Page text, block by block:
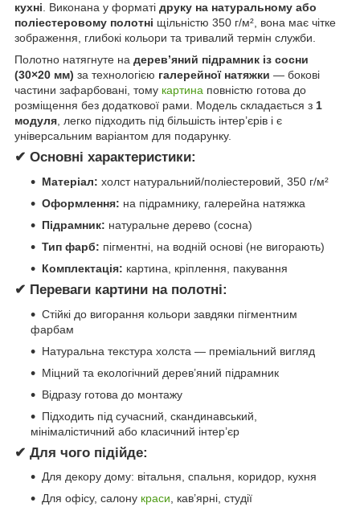
кухні . Виконана у форматі друку на натуральному або
поліестеровому полотні щільністю 350 г/м², вона має чітке
зображення, глибокі кольори та тривалий термін служби.
Полотно натягнуте на дерев’яний підрамник із сосни
(30×20 мм) за технологією галерейної натяжки — бокові
частини зафарбовані, тому картина повністю готова до
розміщення без додаткової рами. Модель складається з 1
модуля , легко підходить під більшість інтер’єрів і є
універсальним варіантом для подарунку.
✔ Основні характеристики:
Матеріал: холст натуральний/поліестеровий, 350 г/м²
Оформлення: на підрамнику, галерейна натяжка
Підрамник: натуральне дерево (сосна)
Тип фарб: пігментні, на водній основі (не вигорають)
Комплектація: картина, кріплення, пакування
✔ Переваги картини на полотні:
Стійкі до вигорання кольори завдяки пігментним
фарбам
Натуральна текстура холста — преміальний вигляд
Міцний та екологічний дерев’яний підрамник
Відразу готова до монтажу
Підходить під сучасний, скандинавський,
мінімалістичний або класичний інтер’єр
✔ Для чого підійде:
Для декору дому: вітальня, спальня, коридор, кухня
Для офісу, салону краси, кав’ярні, студії